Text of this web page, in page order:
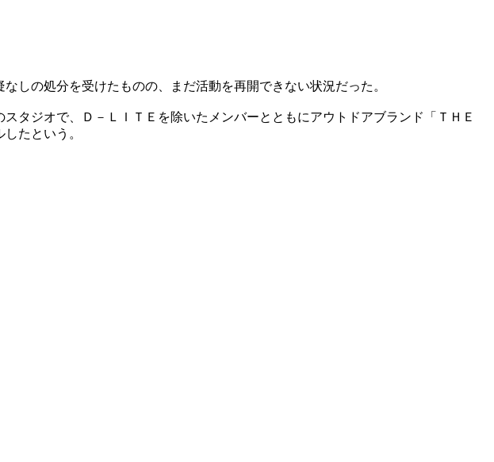
しの処分を受けたものの、まだ活動を再開できない状況だった。
タジオで、Ｄ－ＬＩＴＥを除いたメンバーとともにアウトドアブランド「ＴＨＥ
たという。